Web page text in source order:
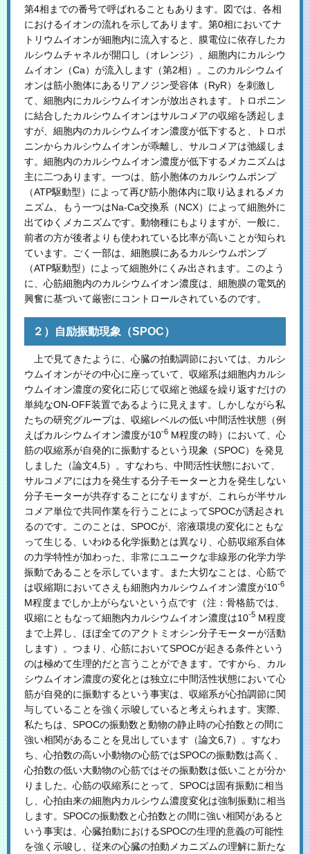
第4相までの番号で呼ばれることもあります。図では、各相
におけるイオンの流れを示してあります。第0相においてナ
トリウムイオンが細胞内に流入すると、膜電位に依存したカ
ルシウムチャネルが開口し（オレンジ）、細胞内にカルシウ
ムイオン（Ca）が流入します（第2相）。このカルシウムイ
オンは筋小胞体にあるリアノジン受容体（RyR）を刺激し
て、細胞内にカルシウムイオンが放出されます。トロポニン
に結合したカルシウムイオンはサルコメアの収縮を誘起しま
すが、細胞内のカルシウムイオン濃度が低下すると、トロポ
ニンからカルシウムイオンが乖離し、サルコメアは弛緩しま
す。細胞内のカルシウムイオン濃度が低下するメカニズムは
主に二つあります。一つは、筋小胞体のカルシウムポンプ
（ATP駆動型）によって再び筋小胞体内に取り込まれるメカ
ニズム、もう一つはNa-Ca交換系（NCX）によって細胞外に
出てゆくメカニズムです。動物種にもよりますが、一般に、
前者の方が後者よりも使われている比率が高いことが知られ
ています。ごく一部は、細胞膜にあるカルシウムポンプ
（ATP駆動型）によって細胞外にくみ出されます。このよう
に、心筋細胞内のカルシウムイオン濃度は、細胞膜の電気的
興奮に基づいて厳密にコントロールされているのです。
２）自励振動現象（SPOC）
上で見てきたように、心臓の拍動調節においては、カルシ
ウムイオンがその中心に座っていて、収縮系は細胞内カルシ
ウムイオン濃度の変化に応じて収縮と弛緩を繰り返すだけの
単純なON-OFF装置であるように見えます。しかしながら私
たちの研究グループは、収縮レベルの低い中間活性状態（例
えばカルシウムイオン濃度が10-6 M程度の時）において、心
筋の収縮系が自発的に振動するという現象（SPOC）を発見
しました（論文4,5）。すなわち、中間活性状態において、
サルコメアには力を発生する分子モーターと力を発生しない
分子モーターが共存することになりますが、これらが半サル
コメア単位で共同作業を行うことによってSPOCが誘起され
るのです。このことは、SPOCが、溶液環境の変化にともな
って生じる、いわゆる化学振動とは異なり、心筋収縮系自体
の力学特性が加わった、非常にユニークな非線形の化学力学
振動であることを示しています。また大切なことは、心筋で
は収縮期においてさえも細胞内カルシウムイオン濃度が10-6
M程度までしか上がらないという点です（注：骨格筋では、
収縮にともなって細胞内カルシウムイオン濃度は10-5 M程度
まで上昇し、ほぼ全てのアクトミオシン分子モーターが活動
します）。つまり、心筋においてSPOCが起きる条件という
のは極めて生理的だと言うことができます。ですから、カル
シウムイオン濃度の変化とは独立に中間活性状態において心
筋が自発的に振動するという事実は、収縮系が心拍調節に関
与していることを強く示唆していると考えられます。実際、
私たちは、SPOCの振動数と動物の静止時の心拍数との間に
強い相関があることを見出しています（論文6,7）。すなわ
ち、心拍数の高い小動物の心筋ではSPOCの振動数は高く、
心拍数の低い大動物の心筋ではその振動数は低いことが分か
りました。心筋の収縮系にとって、SPOCは固有振動に相当
し、心拍由来の細胞内カルシウム濃度変化は強制振動に相当
します。SPOCの振動数と心拍数との間に強い相関があると
いう事実は、心臓拍動におけるSPOCの生理的意義の可能性
を強く示唆し、従来の心臓の拍動メカニズムの理解に新たな